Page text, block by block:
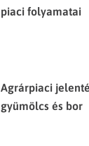
piaci folyamatai
Agrárpiaci
gyümölcs és bor